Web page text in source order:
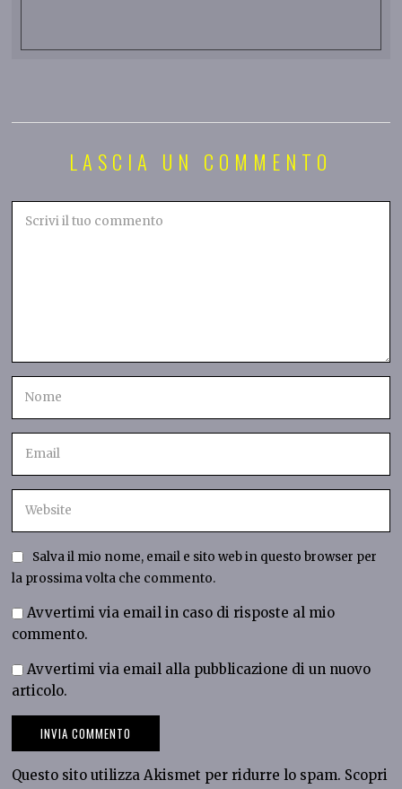
LASCIA UN COMMENTO
Salva il mio nome, email e sito web in questo browser per
la prossima volta che commento.
Avvertimi via email in caso di risposte al mio
commento.
Avvertimi via email alla pubblicazione di un nuovo
articolo.
Questo sito utilizza Akismet per ridurre lo spam. Scopri